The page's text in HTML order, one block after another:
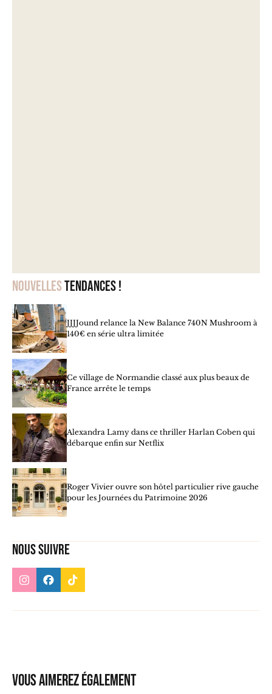
Nouvellestendances !
JJJJound relance la New Balance 740N Mushroom à
140€ en série ultra limitée
Ce village de Normandie classé aux plus beaux de
France arrête le temps
Alexandra Lamy dans ce thriller Harlan Coben qui
débarque enfin sur Netflix
Roger Vivier ouvre son hôtel particulier rive gauche
pour les Journées du Patrimoine 2026
Nous suivre
Vous aimerez également